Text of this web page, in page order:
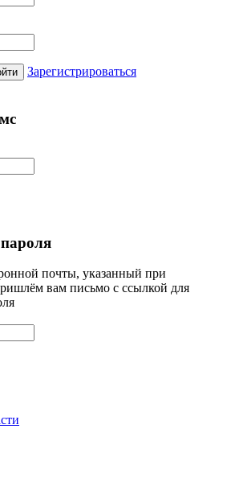
Зарегистрироваться
почты, указанный при
вам письмо с ссылкой для